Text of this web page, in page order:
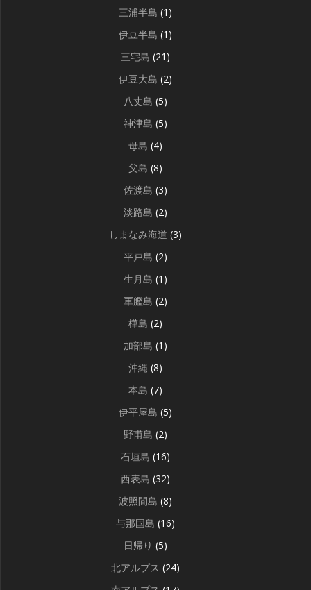
三浦半島 (1)
伊豆半島 (1)
三宅島 (21)
伊豆大島 (2)
八丈島 (5)
神津島 (5)
母島 (4)
父島 (8)
佐渡島 (3)
淡路島 (2)
しまなみ海道 (3)
平戸島 (2)
生月島 (1)
軍艦島 (2)
樺島 (2)
加部島 (1)
沖縄 (8)
本島 (7)
伊平屋島 (5)
野甫島 (2)
石垣島 (16)
西表島 (32)
波照間島 (8)
与那国島 (16)
日帰り (5)
北アルプス (24)